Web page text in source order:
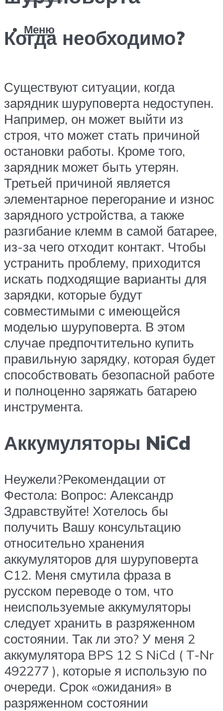
Меню
Когда необходимо?
Существуют ситуации, когда
зарядник шуруповерта недоступен.
Например, он может выйти из
строя, что может стать причиной
остановки работы. Кроме того,
зарядник может быть утерян.
Третьей причиной является
элементарное перегорание и износ
зарядного устройства, а также
разгибание клемм в самой батарее,
из-за чего отходит контакт. Чтобы
устранить проблему, приходится
искать подходящие варианты для
зарядки, которые будут
совместимыми с имеющейся
моделью шуруповерта. В этом
случае предпочтительно купить
правильную зарядку, которая будет
способствовать безопасной работе
и полноценно заряжать батарею
инструмента.
Аккумуляторы NiCd
Неужели?Рекомендации от
Фестола: Вопрос: Александр
Здравствуйте! Хотелось бы
получить Вашу консультацию
относительно хранения
аккумуляторов для шуруповерта
С12. Меня смутила фраза в
русском переводе о том, что
неиспользуемые аккумуляторы
следует хранить в разряженном
состоянии. Так ли это? У меня 2
аккумулятора BPS 12 S NiCd ( T-Nr
492277 ), которые я использую по
очереди. Срок «ожидания» в
разряженном состоянии